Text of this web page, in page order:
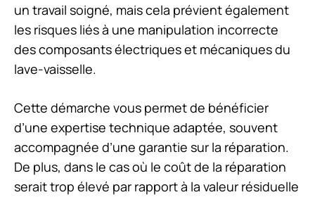
un travail soigné, mais cela prévient également
les risques liés à une manipulation incorrecte
des composants électriques et mécaniques du
lave-vaisselle.
Cette démarche vous permet de bénéficier
d’une expertise technique adaptée, souvent
accompagnée d’une garantie sur la réparation.
De plus, dans le cas où le coût de la réparation
serait trop élevé par rapport à la valeur résiduelle